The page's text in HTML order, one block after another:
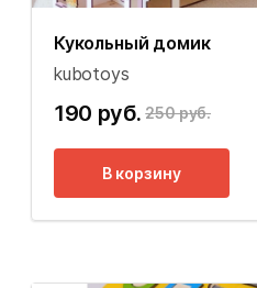
Кукольный домик
kubotoys
190 руб. 250 руб.
В корзину